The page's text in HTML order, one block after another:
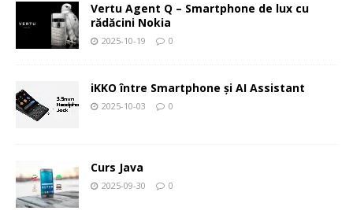
Vertu Agent Q – Smartphone de lux cu
rădăcini Nokia
2025-10-19 0
iKKO între Smartphone și AI Assistant
2025-10-03 0
Curs Java
2025-09-30 0